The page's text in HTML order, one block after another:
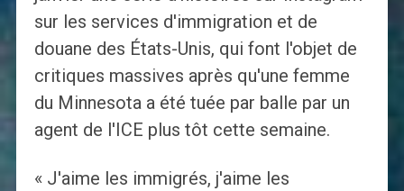
sur les services d'immigration et de
douane des États-Unis, qui font l'objet de
critiques massives après qu'une femme
du Minnesota a été tuée par balle par un
agent de l'ICE plus tôt cette semaine.
« J'aime les immigrés, j'aime les